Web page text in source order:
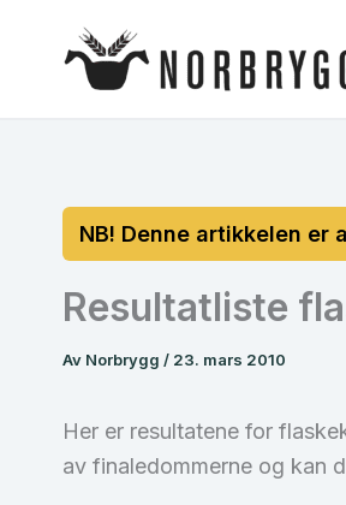
Resultatliste
Av Norbrygg / 23. mars 2010
Her er resultatene for
av finaledommerne og kan